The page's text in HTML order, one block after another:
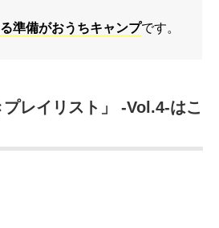
準備がおうちキャンプです。
プレイリスト」 -Vol.4-はこ